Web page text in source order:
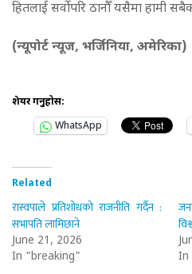
हितलाई सर्वोपरि ठानौँ यसैमा हामी
(न्यूपोर्ट न्यूज, भर्जिनिया, अमेरिका)
शेयर गर्नुहोस:
WhatsApp
Related
रास्वपाले प्रतिशोधको राजनीति गर्दैन :
सभापति लामिछाने
June 21, 2026
In "breaking"
In